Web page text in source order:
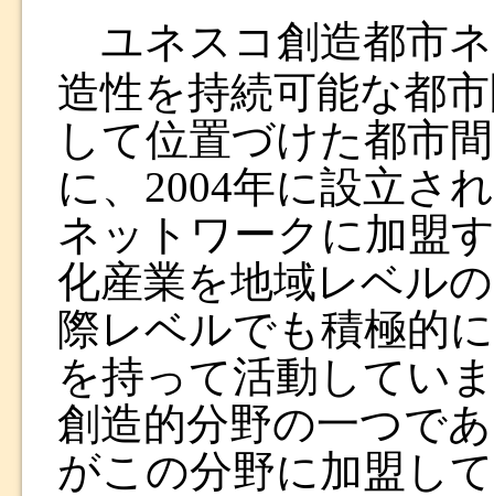
ユネスコ創造都市
造性を持続可能な都
して位置づけた都市
に、2004年に設立さ
ネットワークに加盟
化産業を地域レベル
際レベルでも積極的
を持って活動してい
創造的分野の一つで
がこの分野に加盟し